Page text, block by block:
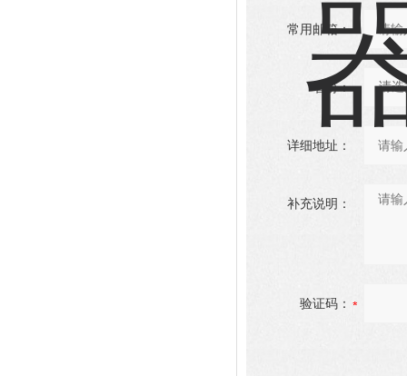
常用邮箱：
省份：
详细地址：
补充说明：
验证码：